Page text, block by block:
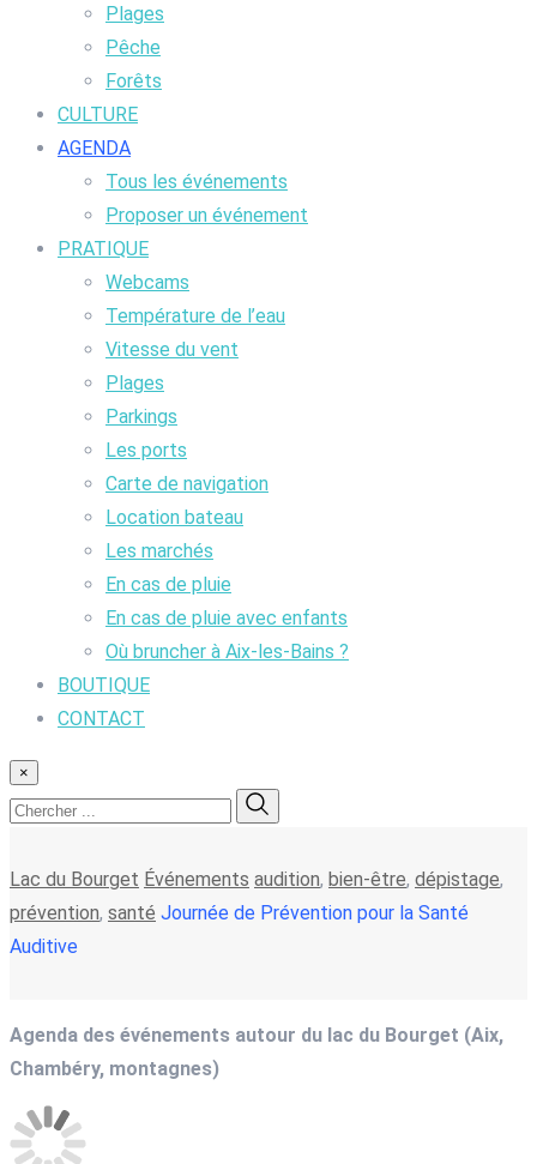
Plages
Pêche
Forêts
CULTURE
AGENDA
Tous les événements
Proposer un événement
PRATIQUE
Webcams
Température de l’eau
Vitesse du vent
Plages
Parkings
Les ports
Carte de navigation
Location bateau
Les marchés
En cas de pluie
En cas de pluie avec enfants
Où bruncher à Aix-les-Bains ?
BOUTIQUE
CONTACT
×
Lac du Bourget Événements audition, bien-être, dépistage,
prévention, santé Journée de Prévention pour la Santé
Auditive
Agenda des événements autour du lac du Bourget (Aix,
Chambéry, montagnes)